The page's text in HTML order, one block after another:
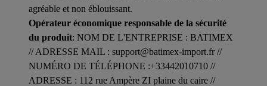
agréable et non éblouissant.
Opérateur économique responsable de la sécurité
du produit: NOM DE L'ENTREPRISE : BATIMEX
// ADRESSE MAIL : support@batimex-import.fr //
NUMÉRO DE TÉLÉPHONE :+33442010710 //
ADRESSE : 112 rue Ampère ZI plaine du caire //